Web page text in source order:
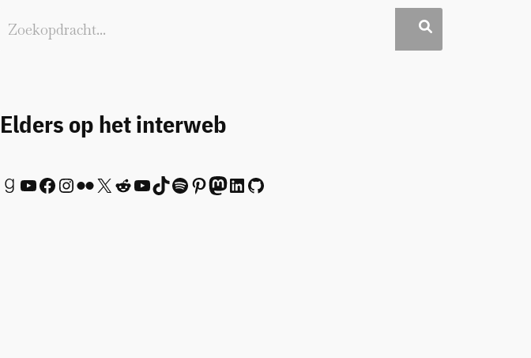
Elders op het interweb
Goodreads YouTube Facebook InstagramFlickr X Reddit YouTube TikTok Spotify Pinterest Mastodon LinkedIn GitHub